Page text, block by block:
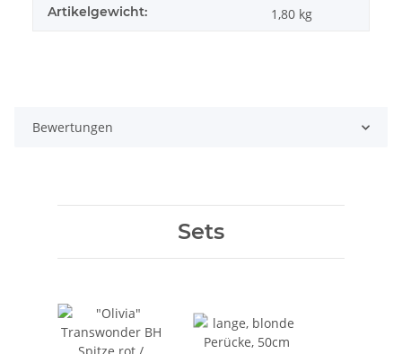
Artikelgewicht: 1,80 kg
Bewertungen
Sets